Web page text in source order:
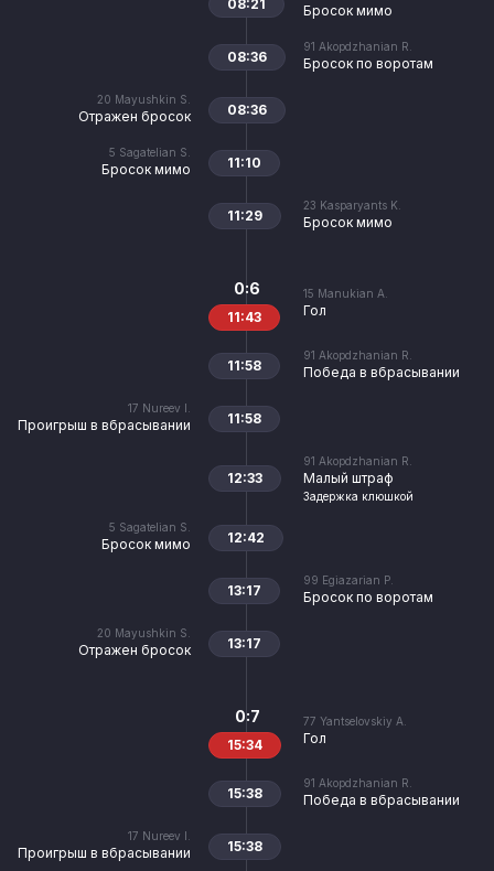
Бросок мимо
08:21
91 Akopdzhanian R.
Бросок по воротам
08:36
20 Mayushkin S.
Отражен бросок 08:36
5 Sagatelian S.
Бросок мимо 11:10
23 Kasparyants K.
Бросок мимо
11:29
15 Manukian A.
Гол
0:6
11:43
91 Akopdzhanian R.
Победа в вбрасывании
11:58
17 Nureev I.
Проигрыш в вбрасывании 11:58
91 Akopdzhanian R.
Малый штраф
Задержка клюшкой
12:33
5 Sagatelian S.
Бросок мимо 12:42
99 Egiazarian P.
Бросок по воротам
13:17
20 Mayushkin S.
Отражен бросок 13:17
77 Yantselovskiy A.
Гол
0:7
15:34
91 Akopdzhanian R.
Победа в вбрасывании
15:38
17 Nureev I.
Проигрыш в вбрасывании 15:38